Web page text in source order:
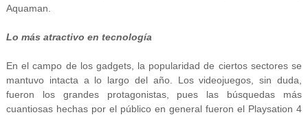
Aquaman.
Lo más atractivo en tecnología
En el campo de los gadgets, la popularidad de ciertos sectores se
mantuvo intacta a lo largo del año. Los videojuegos, sin duda,
fueron los grandes protagonistas, pues las búsquedas más
cuantiosas hechas por el público en general fueron el Playsation 4